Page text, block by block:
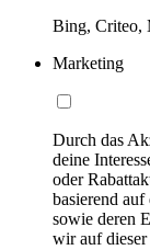
Bing, Criteo,
Marketing
Durch das
deine
oder
basierend
sowie deren
wir auf